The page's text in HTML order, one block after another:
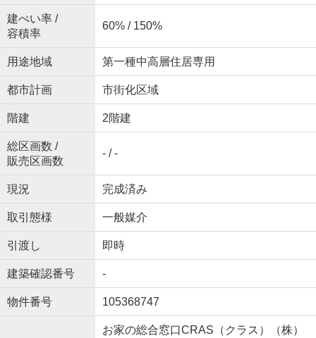
建ぺい率 /
容積率
60% / 150%
用途地域 第一種中高層住居専用
都市計画 市街化区域
階建 2階建
総区画数 /
販売区画数
- / -
現況 完成済み
取引態様 一般媒介
引渡し 即時
建築確認番号 -
物件番号 105368747
お家の総合窓口CRAS（クラス）（株）